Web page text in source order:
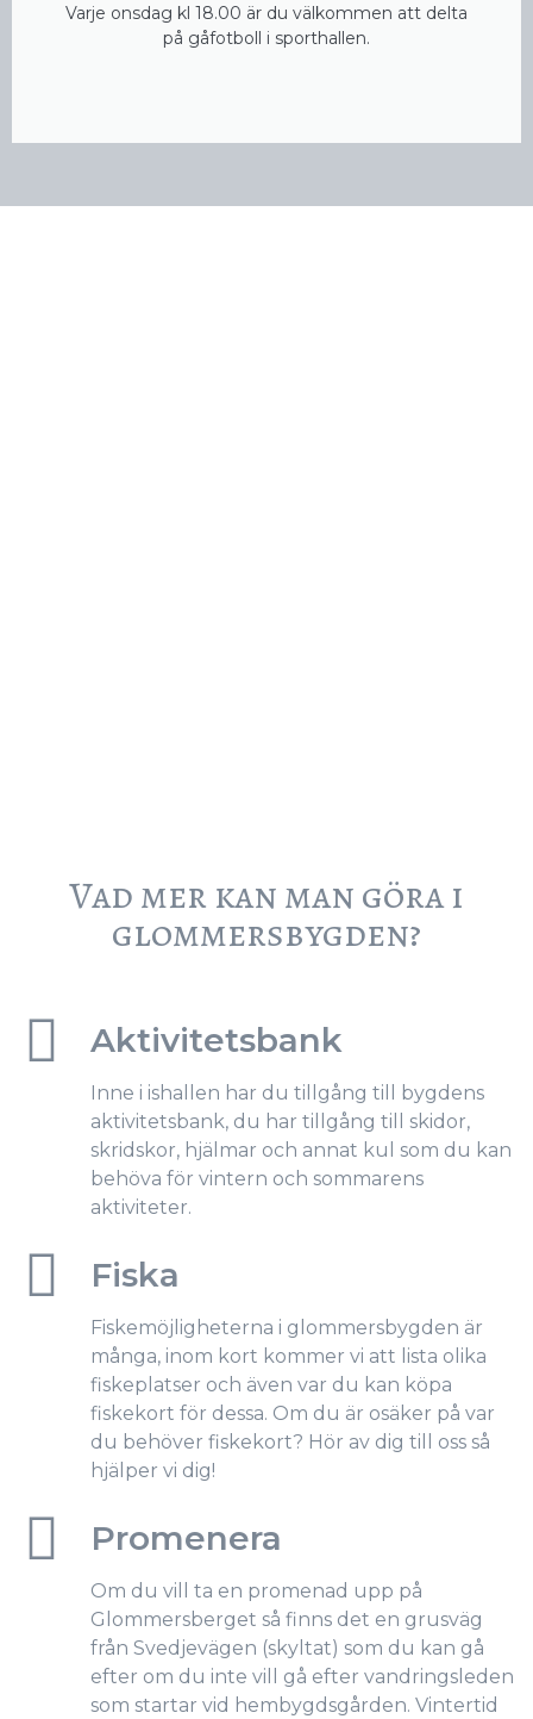
Varje onsdag kl 18.00 är du välkommen att delta
på gåfotboll i sporthallen.
Vad mer kan man göra i
glommersbygden?
Aktivitetsbank
Inne i ishallen har du tillgång till bygdens
aktivitetsbank, du har tillgång till skidor,
skridskor, hjälmar och annat kul som du kan
behöva för vintern och sommarens
aktiviteter.
Fiska
Fiskemöjligheterna i glommersbygden är
många, inom kort kommer vi att lista olika
fiskeplatser och även var du kan köpa
fiskekort för dessa. Om du är osäker på var
du behöver fiskekort? Hör av dig till oss så
hjälper vi dig!
Promenera
Om du vill ta en promenad upp på
Glommersberget så finns det en grusväg
från Svedjevägen (skyltat) som du kan gå
efter om du inte vill gå efter vandringsleden
som startar vid hembygdsgården. Vintertid